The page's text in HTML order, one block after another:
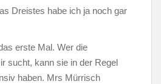
Dreistes habe ich ja noch gar
erste Mal. Wer die
sucht, kann sie in der Regel
haben. Mrs Mürrisch